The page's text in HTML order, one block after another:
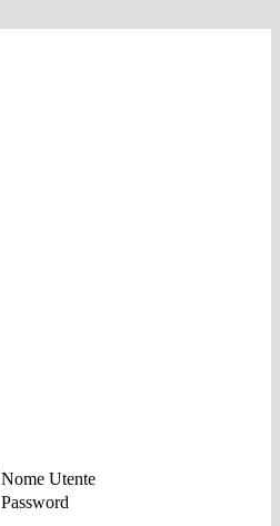
Nome Utente
Password